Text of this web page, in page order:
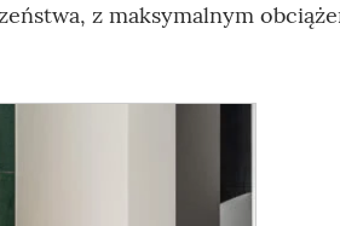
z maksymalnym